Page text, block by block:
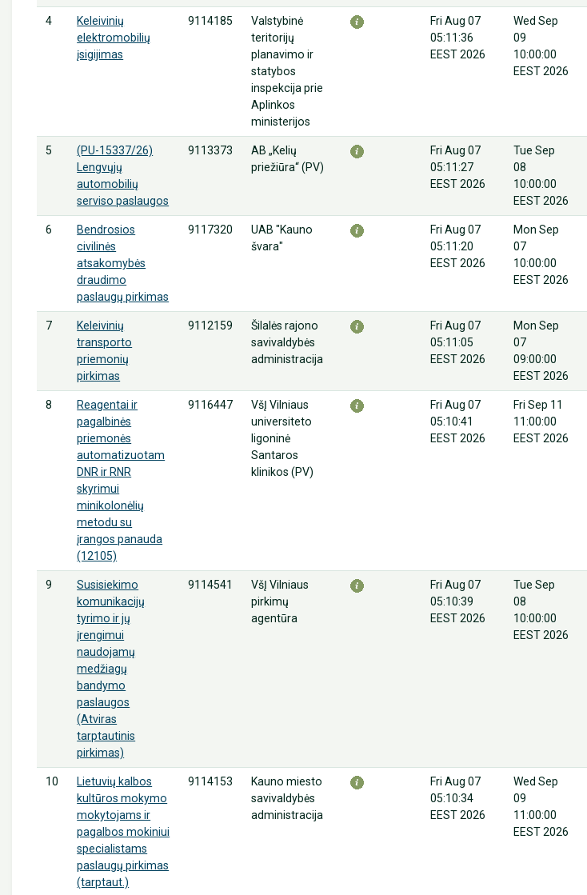
4
Keleivinių
elektromobilių
įsigijimas
9114185
Valstybinė
teritorijų
planavimo ir
statybos
inspekcija prie
Aplinkos
ministerijos
Fri Aug 07
05:11:36
EEST 2026
Wed Sep
09
10:00:00
EEST 2026
5
(PU-15337/26)
Lengvųjų
automobilių
serviso paslaugos
9113373
AB „Kelių
priežiūra“ (PV)
Fri Aug 07
05:11:27
EEST 2026
Tue Sep
08
10:00:00
EEST 2026
6
Bendrosios
civilinės
atsakomybės
draudimo
paslaugų pirkimas
9117320
UAB "Kauno
švara"
Fri Aug 07
05:11:20
EEST 2026
Mon Sep
07
10:00:00
EEST 2026
7
Keleivinių
transporto
priemonių
pirkimas
9112159
Šilalės rajono
savivaldybės
administracija
Fri Aug 07
05:11:05
EEST 2026
Mon Sep
07
09:00:00
EEST 2026
8
Reagentai ir
pagalbinės
priemonės
automatizuotam
DNR ir RNR
skyrimui
minikolonėlių
metodu su
įrangos panauda
(12105)
9116447
VšĮ Vilniaus
universiteto
ligoninė
Santaros
klinikos (PV)
Fri Aug 07
05:10:41
EEST 2026
Fri Sep 11
11:00:00
EEST 2026
9
Susisiekimo
komunikacijų
tyrimo ir jų
įrengimui
naudojamų
medžiagų
bandymo
paslaugos
(Atviras
tarptautinis
pirkimas)
9114541
VšĮ Vilniaus
pirkimų
agentūra
Fri Aug 07
05:10:39
EEST 2026
Tue Sep
08
10:00:00
EEST 2026
10
Lietuvių kalbos
kultūros mokymo
mokytojams ir
pagalbos mokiniui
specialistams
paslaugų pirkimas
(tarptaut.)
9114153
Kauno miesto
savivaldybės
administracija
Fri Aug 07
05:10:34
EEST 2026
Wed Sep
09
11:00:00
EEST 2026